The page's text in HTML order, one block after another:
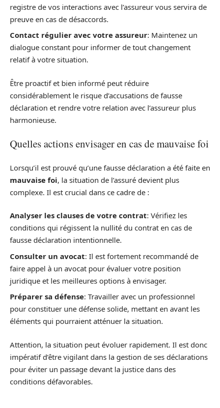
registre de vos interactions avec l’assureur vous servira de
preuve en cas de désaccords.
Contact régulier avec votre assureur: Maintenez un
dialogue constant pour informer de tout changement
relatif à votre situation.
Être proactif et bien informé peut réduire
considérablement le risque d’accusations de fausse
déclaration et rendre votre relation avec l’assureur plus
harmonieuse.
Quelles actions envisager en cas de mauvaise foi
Lorsqu’il est prouvé qu’une fausse déclaration a été faite en
mauvaise foi, la situation de l’assuré devient plus
complexe. Il est crucial dans ce cadre de :
Analyser les clauses de votre contrat: Vérifiez les
conditions qui régissent la nullité du contrat en cas de
fausse déclaration intentionnelle.
Consulter un avocat: Il est fortement recommandé de
faire appel à un avocat pour évaluer votre position
juridique et les meilleures options à envisager.
Préparer sa défense: Travailler avec un professionnel
pour constituer une défense solide, mettant en avant les
éléments qui pourraient atténuer la situation.
Attention, la situation peut évoluer rapidement. Il est donc
impératif d’être vigilant dans la gestion de ses déclarations
pour éviter un passage devant la justice dans des
conditions défavorables.